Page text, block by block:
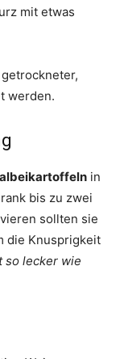
mit etwas
werden.
in
bis zu zwei
sollten sie
die Knusprigkeit
so lecker wie